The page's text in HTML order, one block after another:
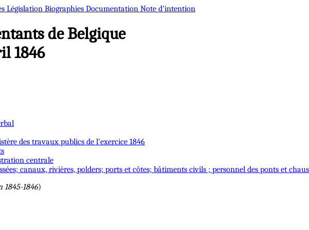
Législation Biographies Documentation Note d’intention
de Belgique
1846
des travaux publics de l'exercice 1846
centrale
canaux, rivières, polders; ports et côtes; bâtiments civils ; personnel des ponts et
1845-1846)